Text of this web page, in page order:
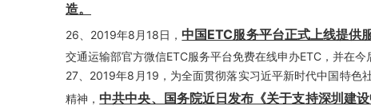
造。
26、2019年8月18日， 中国ETC服务平台正式上线提供
交通运输部官方微信ETC服务平台免费在线申办ETC，并在今
27、2019年8月19，为全面贯彻落实习近平新时代中国特色
精神， 中共中央、国务院近日发布《关于支持深圳建